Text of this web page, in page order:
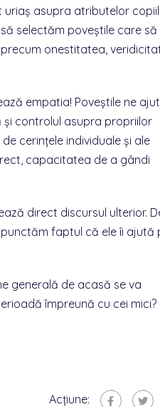
asupra atributelor
selectăm poveștile care să
onestitatea,
empatia! Poveștile ne
și controlul asupra propriilor
cerințele individuale și ale
capacitatea de a gândi
direct discursul ulterior.
faptul că ele îi ajută
generală de acasă se va
împreună cu cei mici?
Acțiune: